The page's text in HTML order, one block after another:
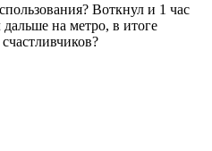
Воткнул и 1 час
на метро, в итоге